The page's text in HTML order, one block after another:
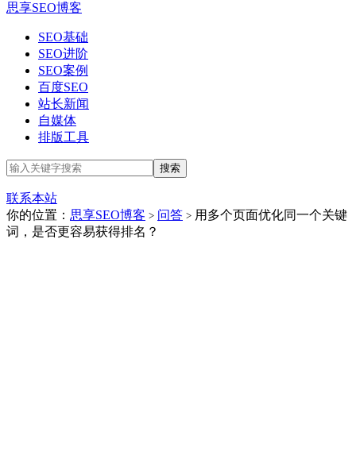
思享SEO博客
SEO基础
SEO进阶
SEO案例
百度SEO
站长新闻
自媒体
排版工具
联系本站
你的位置： 思享SEO博客 > 问答 > 用多个页面优化同一个关键
词，是否更容易获得排名？